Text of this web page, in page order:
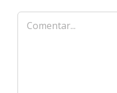
Comentar